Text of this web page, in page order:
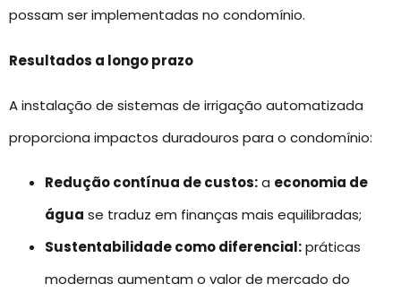
possam ser implementadas no condomínio.
Resultados a longo prazo
A instalação de sistemas de irrigação automatizada
proporciona impactos duradouros para o condomínio:
Redução contínua de custos:a economia de
água se traduz em finanças mais equilibradas;
Sustentabilidade como diferencial:práticas
modernas aumentam o valor de mercado do